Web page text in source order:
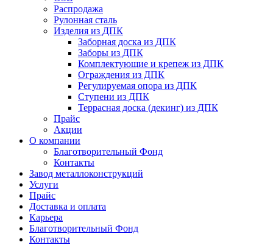
Распродажа
Рулонная сталь
Изделия из ДПК
Заборная доска из ДПК
Заборы из ДПК
Комплектующие и крепеж из ДПК
Ограждения из ДПК
Регулируемая опора из ДПК
Ступени из ДПК
Террасная доска (декинг) из ДПК
Прайс
Акции
О компании
Благотворительный Фонд
Контакты
Завод металлоконструкций
Услуги
Прайс
Доставка и оплата
Карьера
Благотворительный Фонд
Контакты